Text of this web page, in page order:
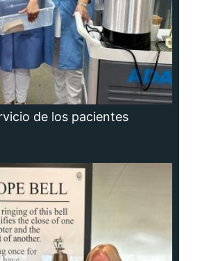
de los pacientes